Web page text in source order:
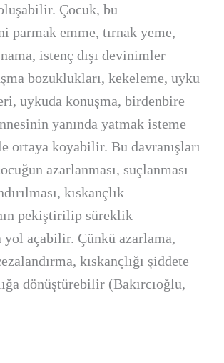
Çocuk, bu
parmak emme, tırnak yeme,
istenç dışı devinimler
bozuklukları, kekeleme, uyku
uykuda konuşma, birdenbire
yanında yatmak isteme
ortaya koyabilir. Bu davranışları
azarlanması, suçlanması
kıskançlık
pekiştirilip süreklik
yol açabilir. Çünkü azarlama,
kıskançlığı şiddete
dönüştürebilir (Bakırcıoğlu,